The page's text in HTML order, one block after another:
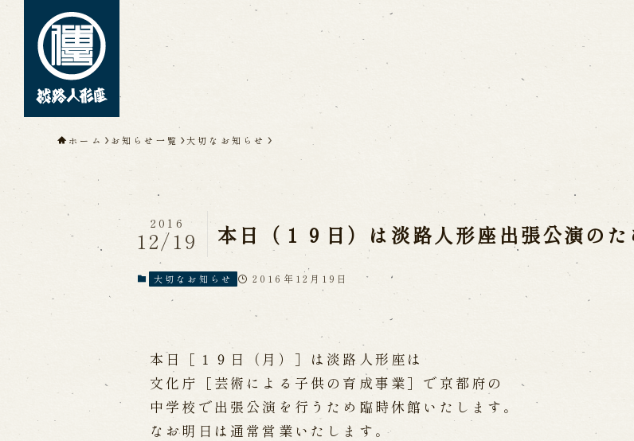
淡路人形座について
人間国宝 故鶴澤友路師匠
淡路人形浄瑠璃を受け継いで
公演情報
近日開催の公演
出張公演
出張公演 学校公演 海外旅行客向け特別公演「くにうみ」
よくある
お電話で
予約
WEB予
ホーム お知らせ一覧 大切なお知らせ
本日（１９日）は淡路人形座出張公演のた
2016
12/19
大切なお知らせ 2016年12月19日
本日［１９日（月）］は淡路人形座は
文化庁［芸術による子供の育成事業］で京都府の
中学校で出張公演を行うため臨時休館いたします。
なお明日は通常営業いたします。